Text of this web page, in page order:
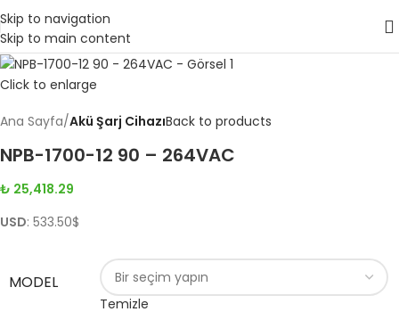
Skip to navigation
Skip to main content
Click to enlarge
Ana Sayfa Akü Şarj CihazıBack to products
NPB-1700-12 90 – 264VAC
₺ 25,418.29
USD: 533.50$
MODEL
Temizle